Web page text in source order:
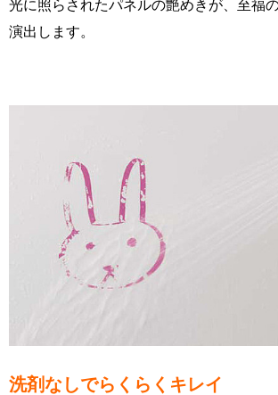
光に照らされたパネルの艶めきが、至福
演出します。
洗剤なしでらくらくキレイ